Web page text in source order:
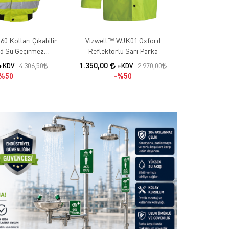
Kolları Çıkabilir
Su Geçirmez
Pilot Mont
4.306,50
Vizwell™ WJK01 Oxford
Reflektörlü Sarı Parka
1.350,00 +KDV 2.970,00
%50